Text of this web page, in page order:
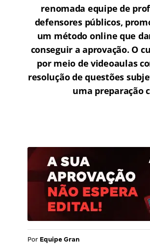
renomada equipe de
defensores públicos,
um método online que
conseguir a aprovação. O
por meio de videoaulas
resolução de questões
uma preparação
Por Equipe Gran